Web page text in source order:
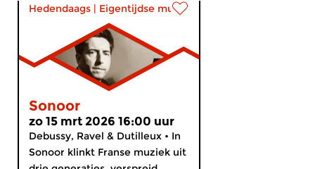
Hedendaags | Eigentijdse muziek
Sonoor
zo 15 mrt 2026 16:00 uur
Debussy, Ravel & Dutilleux • In
Sonoor klinkt Franse muziek uit